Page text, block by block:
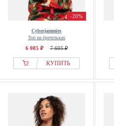
-20%
Cyberjammies
Топ на бретельках
6 085 ₽ 7 605 ₽
КУПИТЬ